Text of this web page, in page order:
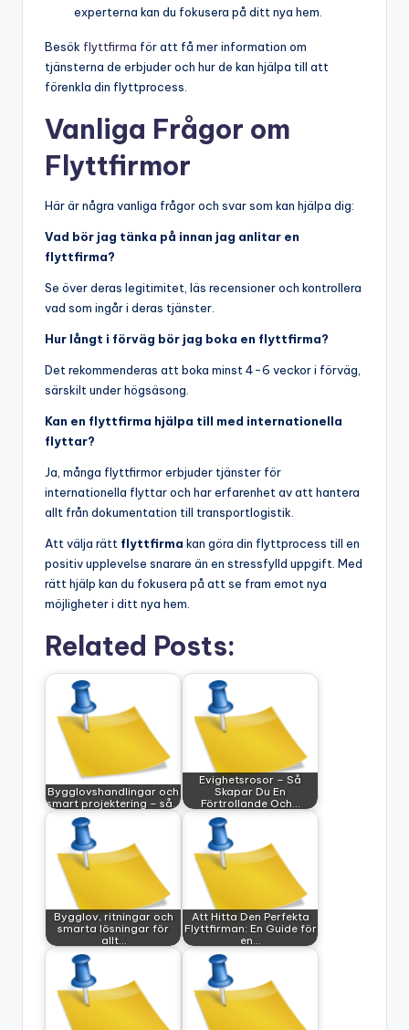
experterna kan du fokusera på ditt nya hem.
Besök flyttfirma för att få mer information om
tjänsterna de erbjuder och hur de kan hjälpa till att
förenkla din flyttprocess.
Vanliga Frågor om
Flyttfirmor
Här är några vanliga frågor och svar som kan hjälpa dig:
Vad bör jag tänka på innan jag anlitar en
flyttfirma?
Se över deras legitimitet, läs recensioner och kontrollera
vad som ingår i deras tjänster.
Hur långt i förväg bör jag boka en flyttfirma?
Det rekommenderas att boka minst 4-6 veckor i förväg,
särskilt under högsäsong.
Kan en flyttfirma hjälpa till med internationella
flyttar?
Ja, många flyttfirmor erbjuder tjänster för
internationella flyttar och har erfarenhet av att hantera
allt från dokumentation till transportlogistik.
Att välja rätt flyttfirma kan göra din flyttprocess till en
positiv upplevelse snarare än en stressfylld uppgift. Med
rätt hjälp kan du fokusera på att se fram emot nya
möjligheter i ditt nya hem.
Related Posts:
Bygglovshandlingar och
smart projektering – så…
Evighetsrosor – Så
Skapar Du En
Förtrollande Och…
Bygglov, ritningar och
smarta lösningar för
allt…
Att Hitta Den Perfekta
Flyttfirman: En Guide för
en…